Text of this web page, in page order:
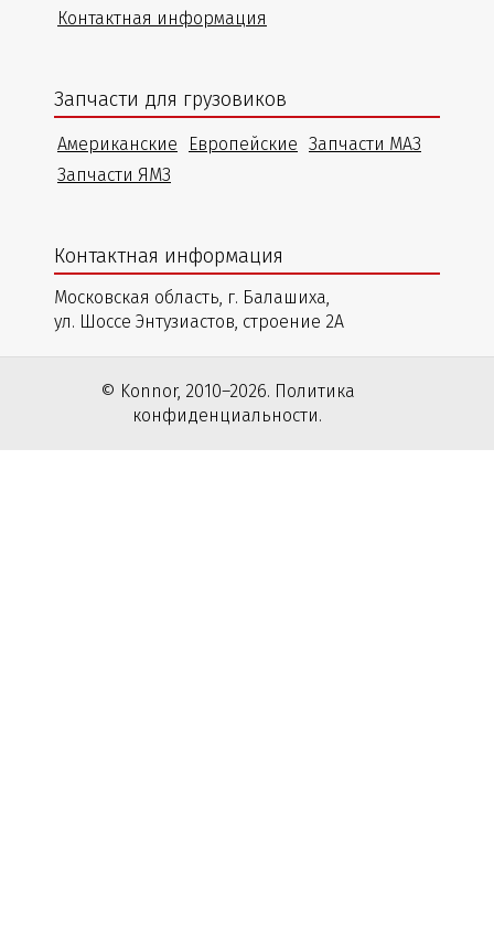
Контактная информация
Запчасти для грузовиков
Американские Европейские Запчасти МАЗ
Запчасти ЯМЗ
Контактная информация
Московская область, г. Балашиха,
ул. Шоссе Энтузиастов, строение 2А
© Konnor, 2010–2026. Политика
конфиденциальности.